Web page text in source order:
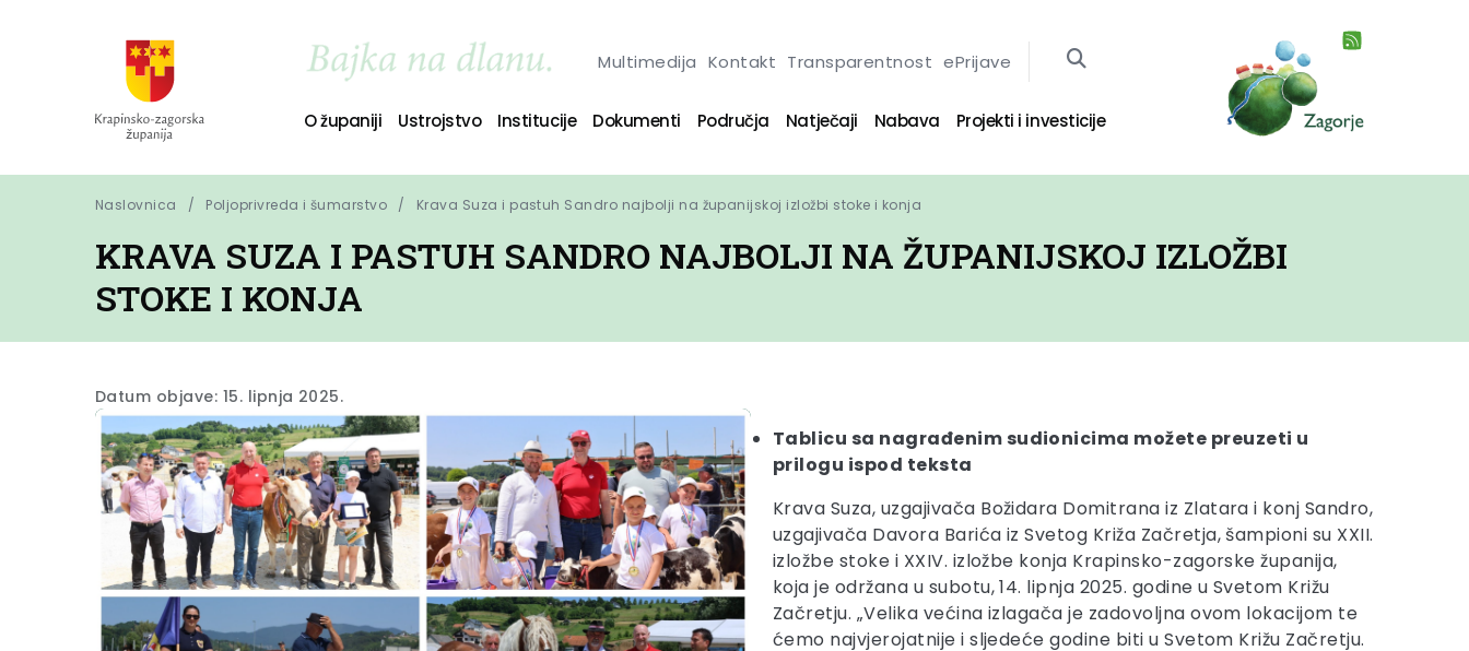
Multimedija Kontakt Transparentnost ePrijave
O županiji Ustrojstvo Institucije Dokumenti Područja Natječaji Nabava Projekti i investicije
Naslovnica Poljoprivreda i šumarstvo Krava Suza i pastuh Sandro najbolji na županijskoj izložbi stoke i konja
KRAVA SUZA I PASTUH SANDRO NAJBOLJI NA ŽUPANIJSKOJ IZLOŽBI
STOKE I KONJA
Datum objave: 15. lipnja 2025.
Tablicu sa nagrađenim sudionicima možete preuzeti u
prilogu ispod teksta
Krava Suza, uzgajivača Božidara Domitrana iz Zlatara i konj Sandro,
uzgajivača Davora Barića iz Svetog Križa Začretja, šampioni su XXII.
izložbe stoke i XXIV. izložbe konja Krapinsko-zagorske županija,
koja je održana u subotu, 14. lipnja 2025. godine u Svetom Križu
Začretju. „Velika većina izlagača je zadovoljna ovom lokacijom te
ćemo najvjerojatnije i sljedeće godine biti u Svetom Križu Začretju.